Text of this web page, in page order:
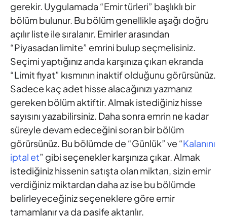
gerekir. Uygulamada “Emir türleri” başlıklı bir
bölüm bulunur. Bu bölüm genellikle aşağı doğru
açılır liste ile sıralanır. Emirler arasından
“Piyasadan limite” emrini bulup seçmelisiniz.
Seçimi yaptığınız anda karşınıza çıkan ekranda
“Limit fiyat” kısmının inaktif olduğunu görürsünüz.
Sadece kaç adet hisse alacağınızı yazmanız
gereken bölüm aktiftir. Almak istediğiniz hisse
sayısını yazabilirsiniz. Daha sonra emrin ne kadar
süreyle devam edeceğini soran bir bölüm
görürsünüz. Bu bölümde de “Günlük” ve “Kalanını
iptal et” gibi seçenekler karşınıza çıkar. Almak
istediğiniz hissenin satışta olan miktarı, sizin emir
verdiğiniz miktardan daha az ise bu bölümde
belirleyeceğiniz seçeneklere göre emir
tamamlanır ya da pasife aktarılır.